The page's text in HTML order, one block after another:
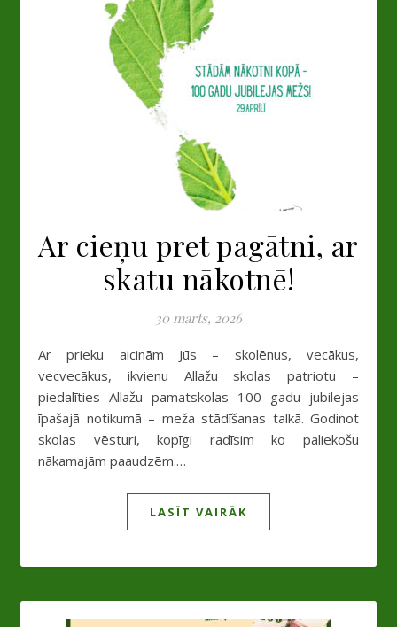
Ar cieņu pret pagātni, ar
skatu nākotnē!
30 marts, 2026
Ar prieku aicinām Jūs – skolēnus, vecākus,
vecvecākus, ikvienu Allažu skolas patriotu –
piedalīties Allažu pamatskolas 100 gadu jubilejas
īpašajā notikumā – meža stādīšanas talkā. Godinot
skolas vēsturi, kopīgi radīsim ko paliekošu
nākamajām paaudzēm.…
LASĪT VAIRĀK